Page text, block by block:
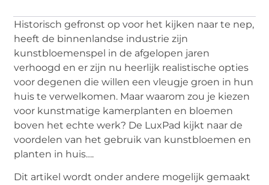
Historisch gefronst op voor het kijken naar te nep,
heeft de binnenlandse industrie zijn
kunstbloemenspel in de afgelopen jaren
verhoogd en er zijn nu heerlijk realistische opties
voor degenen die willen een vleugje groen in hun
huis te verwelkomen. Maar waarom zou je kiezen
voor kunstmatige kamerplanten en bloemen
boven het echte werk? De LuxPad kijkt naar de
voordelen van het gebruik van kunstbloemen en
planten in huis….
Dit artikel wordt onder andere mogelijk gemaakt